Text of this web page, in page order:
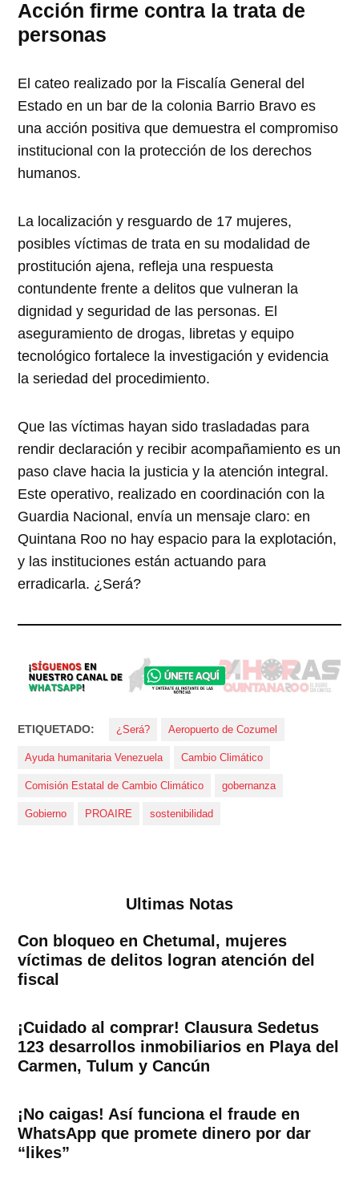
Acción firme contra la trata de
personas
El cateo realizado por la Fiscalía General del
Estado en un bar de la colonia Barrio Bravo es
una acción positiva que demuestra el compromiso
institucional con la protección de los derechos
humanos.
La localización y resguardo de 17 mujeres,
posibles víctimas de trata en su modalidad de
prostitución ajena, refleja una respuesta
contundente frente a delitos que vulneran la
dignidad y seguridad de las personas. El
aseguramiento de drogas, libretas y equipo
tecnológico fortalece la investigación y evidencia
la seriedad del procedimiento.
Que las víctimas hayan sido trasladadas para
rendir declaración y recibir acompañamiento es un
paso clave hacia la justicia y la atención integral.
Este operativo, realizado en coordinación con la
Guardia Nacional, envía un mensaje claro: en
Quintana Roo no hay espacio para la explotación,
y las instituciones están actuando para
erradicarla. ¿Será?
ETIQUETADO: ¿Será? Aeropuerto de Cozumel
Ayuda humanitaria Venezuela Cambio Climático
Comisión Estatal de Cambio Climático gobernanza
Gobierno PROAIRE sostenibilidad
Ultimas Notas
Con bloqueo en Chetumal, mujeres
víctimas de delitos logran atención del
fiscal
¡Cuidado al comprar! Clausura Sedetus
123 desarrollos inmobiliarios en Playa del
Carmen, Tulum y Cancún
¡No caigas! Así funciona el fraude en
WhatsApp que promete dinero por dar
“likes”